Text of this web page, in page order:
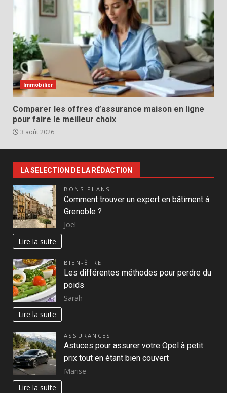
Immobilier
Comparer les offres d’assurance maison en ligne
pour faire le meilleur choix
3 août 2026
LA SELECTION DE LA RÉDACTION
BONS PLANS
Comment trouver un expert en bâtiment à
Grenoble ?
Joel
Lire la suite
BIEN-ÊTRE
Les différentes méthodes pour perdre du
poids
Sarah
Lire la suite
ASSURANCES
Astuces pour assurer votre Opel à petit
prix tout en étant bien couvert
Marise
Lire la suite